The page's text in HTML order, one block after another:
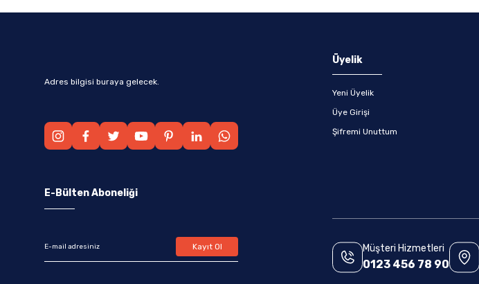
Adres bilgisi buraya gelecek.
Üyelik
Yeni Üyelik
Üye Girişi
Şifremi Unuttum
E-Bülten Aboneliği
Kayıt Ol Müşteri Hizmetleri
0123 456 78 90